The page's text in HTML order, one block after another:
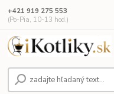
+421 919 275 553
(Po-Pia, 10-13 hod.)